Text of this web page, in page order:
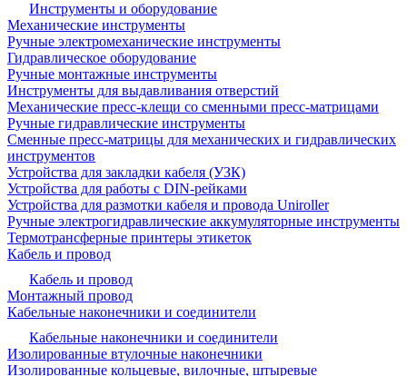
Инструменты и оборудование
Механические инструменты
Ручные электромеханические инструменты
Гидравлическое оборудование
Ручные монтажные инструменты
Инструменты для выдавливания отверстий
Механические пресс-клещи со сменными пресс-матрицами
Ручные гидравлические инструменты
Сменные пресс-матрицы для механических и гидравлических
инструментов
Устройства для закладки кабеля (УЗК)
Устройства для работы с DIN-рейками
Устройства для размотки кабеля и провода Uniroller
Ручные электрогидравлические аккумуляторные инструменты
Термотрансферные принтеры этикеток
Кабель и провод
Кабель и провод
Монтажный провод
Кабельные наконечники и соединители
Кабельные наконечники и соединители
Изолированные втулочные наконечники
Изолированные кольцевые, вилочные, штыревые